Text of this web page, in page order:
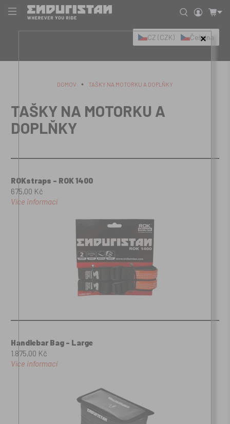
DOMOV TAŠKY NA MOTORKU A DOPLŇKY
TAŠKY NA MOTORKU A
DOPLŇKY
ROKstraps - ROK 1400
675,00 Kč
Více informací
Handlebar Bag - Large
1.875,00 Kč
Více informací
CZ (CZK) Čeština
×